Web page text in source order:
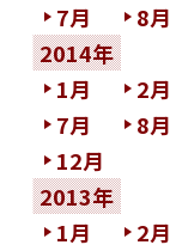
7月
8月
2014年
1月
2月
7月
8月
12月
2013年
1月
2月